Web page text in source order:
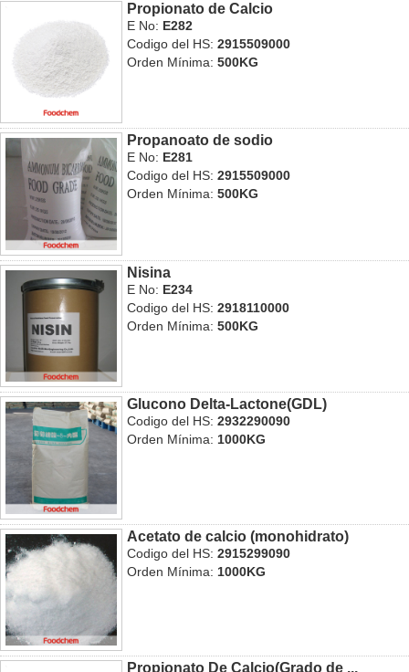
Propionato de Calcio
E No: E282
Codigo del HS:2915509000
Orden Mínima:500KG
Propanoato de sodio
E No: E281
Codigo del HS:2915509000
Orden Mínima:500KG
Nisina
E No: E234
Codigo del HS:2918110000
Orden Mínima:500KG
Glucono Delta-Lactone(GDL)
Codigo del HS:2932290090
Orden Mínima:1000KG
Acetato de calcio (monohidrato)
Codigo del HS:2915299090
Orden Mínima: 1000KG
Propionato De Calcio(Grado de ...